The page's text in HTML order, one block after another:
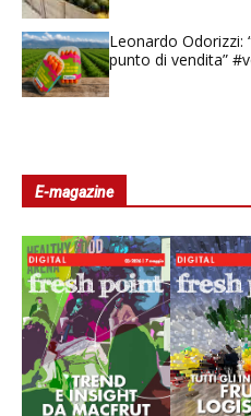
Leonardo Odorizzi:
punto di vendita”
E-magazine